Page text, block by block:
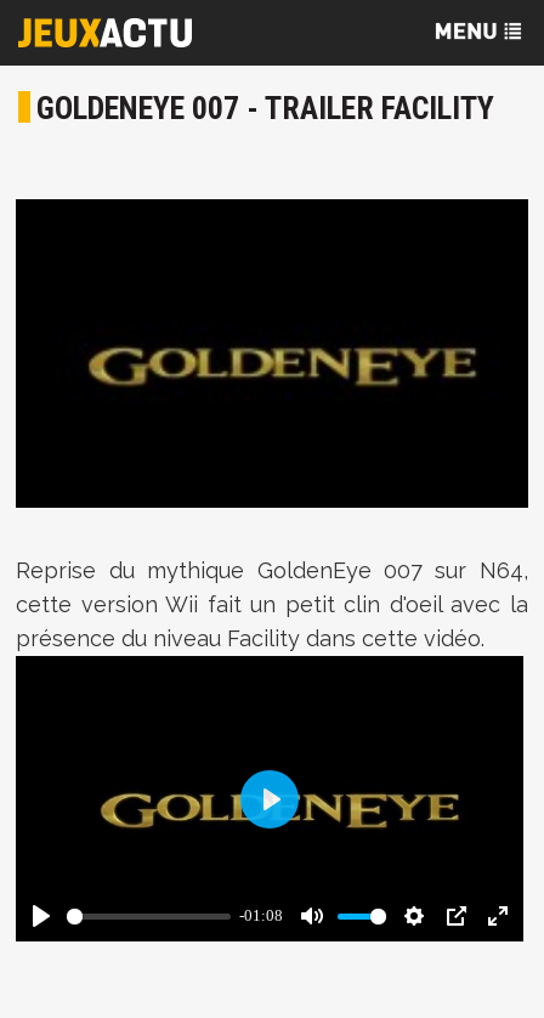
GOLDENEYE 007 - TRAILER FACILITY
Reprise du mythique GoldenEye 007 sur N64,
cette version Wii fait un petit clin d'oeil avec la
présence du niveau Facility dans cette vidéo.